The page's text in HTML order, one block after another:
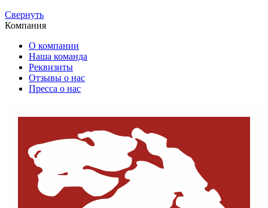
Cвернуть
Компания
О компании
Наша команда
Реквизиты
Отзывы о нас
Пресса о нас